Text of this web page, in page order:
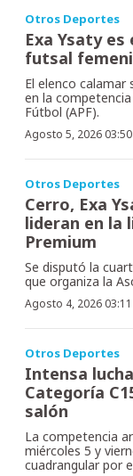
Otros Deportes
Exa Ysaty es
futsal
El elenco calamar
en la
Fútbol (APF).
Agosto 5, 2026
Otros Deportes
Cerro, Exa
lideran en la
Premium
Se disputó la
que organiza la
Agosto 4, 2026
Otros Deportes
Intensa
Categoría
salón
La competencia
miércoles 5 y
cuadrangular por